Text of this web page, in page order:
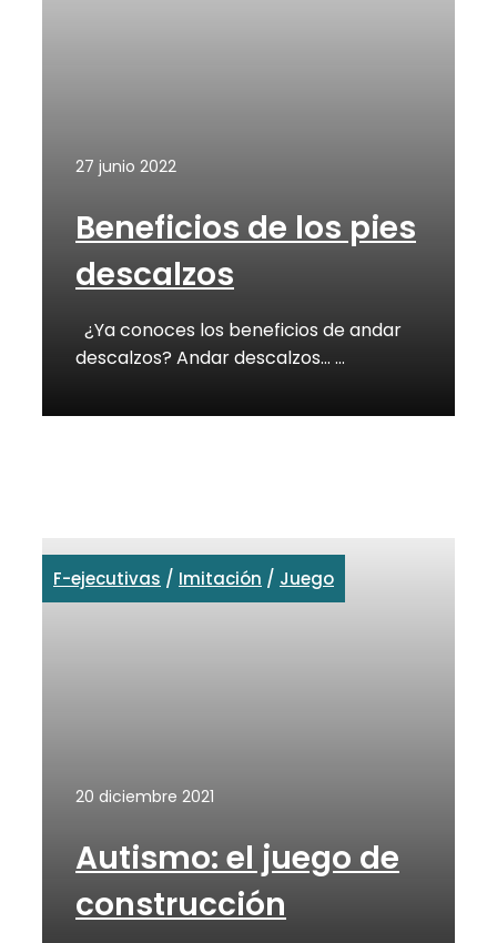
27 junio 2022
Beneficios de los pies
descalzos
¿Ya conoces los beneficios de andar
descalzos? Andar descalzos… …
F-ejecutivas / Imitación / Juego
20 diciembre 2021
Autismo: el juego de
construcción